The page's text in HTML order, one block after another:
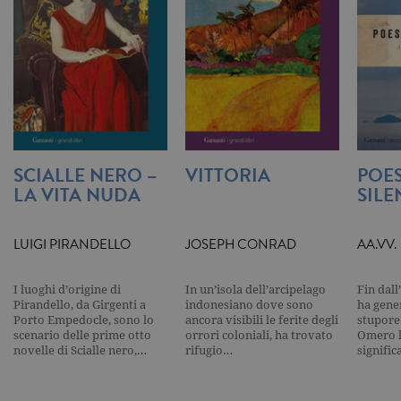
SCIALLE NERO –
LA VITA NUDA
LUIGI PIRANDELLO
I luoghi d’origine di
Pirandello, da Girgenti a
Porto Empedocle, sono lo
scenario delle prime otto
novelle di Scialle nero,…
VITTORIA
JOSEPH CONRAD
In un’isola dell’arcipelago
indonesiano dove sono
ancora visibili le ferite degli
orrori coloniali, ha trovato
rifugio…
AA.VV.
Fin
ha
Omero
Analytics,
secondo la
raccolta di
su siti ad
traffico.
current_url
.garzanti.it
Questo
viene
per
_gat_UA-16356920-1
.garzanti.it 1 minuto
Si tratta di
impostato
Google
Analytics,
l'elemento
pattern sul
nome